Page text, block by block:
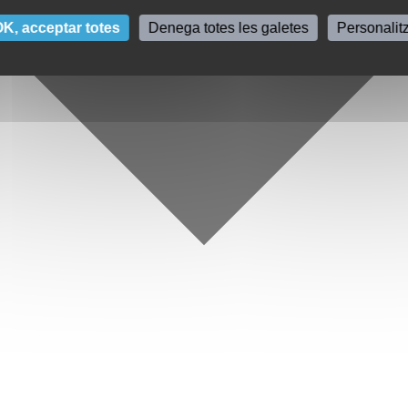
acceptar totes Denega totes les galetes